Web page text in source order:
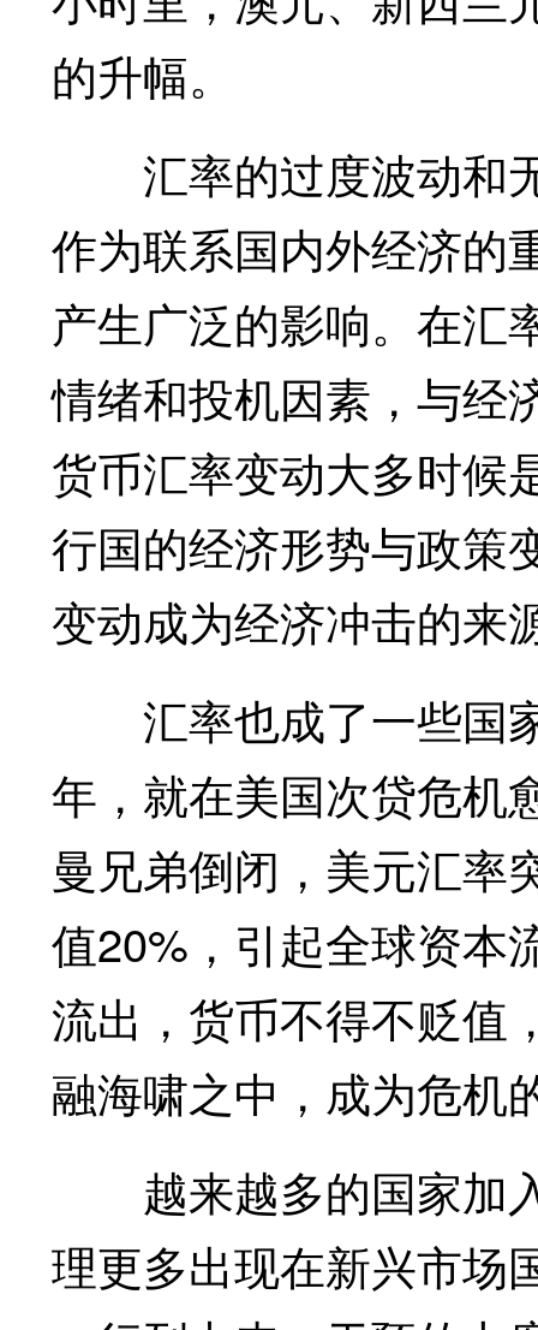
的升幅。
汇率的过度波动和
作为联系国内外经济的
产生广泛的影响。在汇
情绪和投机因素，与经
货币汇率变动大多时候
行国的经济形势与政策
变动成为经济冲击的来
汇率也成了一些国
年，就在美国次贷危机
曼兄弟倒闭，美元汇率
值20%，引起全球资本
流出，货币不得不贬值
融海啸之中，成为危机
越来越多的国家加
理更多出现在新兴市场